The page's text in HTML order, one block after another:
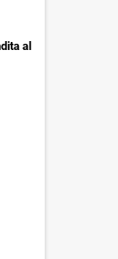
al